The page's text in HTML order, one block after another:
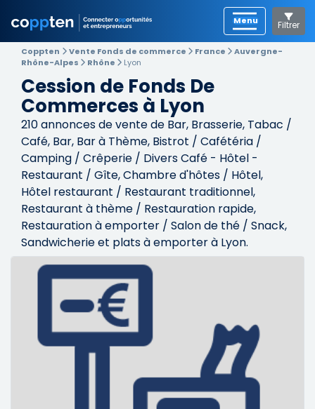
Filtrer
Coppten Vente Fonds de commerce France
Auvergne-
Rhône-Alpes
Rhône Lyon
Cession de Fonds De
Commerces à Lyon
210annonces de vente de Bar, Brasserie, Tabac /
Café, Bar, Bar à Thème, Bistrot / Cafétéria /
Camping / Crêperie / Divers Café - Hôtel -
Restaurant / Gîte, Chambre d'hôtes / Hôtel,
Hôtel restaurant / Restaurant traditionnel,
Restaurant à thème / Restauration rapide,
Restauration à emporter / Salon de thé / Snack,
Sandwicherie et plats à emporter à Lyon.